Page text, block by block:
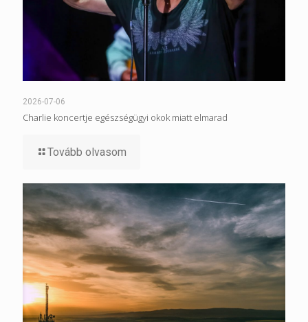
2026-07-06
Charlie koncertje egészségügyi okok miatt elmarad
Tovább olvasom